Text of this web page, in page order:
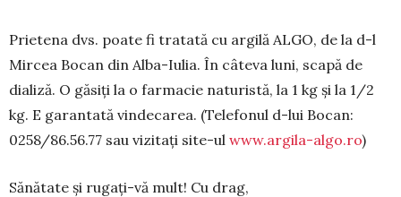
Prietena dvs. poate fi tratată cu argilă ALGO, de la d-l
Mircea Bocan din Alba-Iulia. În câteva luni, scapă de
dializă. O găsiți la o farmacie na­tu­ristă, la 1 kg și la 1/2
kg. E garantată vindecarea. (Tele­fonul d-lui Bocan:
0258/86.56.77 sau vizitați site-ul www.argila-algo.ro)
Sănătate și rugați-vă mult! Cu drag,